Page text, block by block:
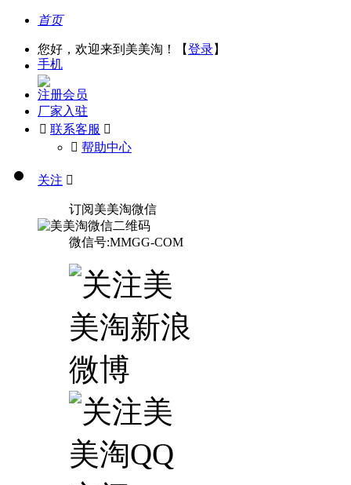
首页
您好，欢迎来到美美淘！【登录】
手机
注册会员
厂家入驻
 联系客服 
󰅃 帮助中心
关注 
订阅美美淘微信
微信号:MMGG-COM